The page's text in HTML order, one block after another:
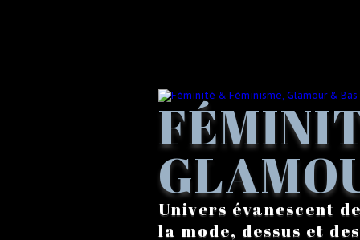
Univers évanescent
la mode, dessus et